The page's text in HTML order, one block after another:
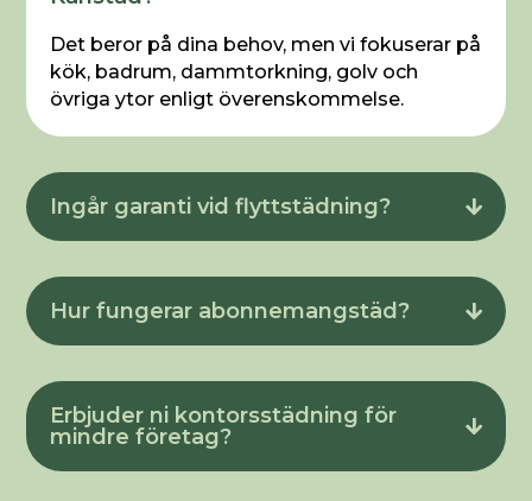
Det beror på dina behov, men vi fokuserar på
kök, badrum, dammtorkning, golv och
övriga ytor enligt överenskommelse.
Ingår garanti vid flyttstädning?
Hur fungerar abonnemangstäd?
Erbjuder ni kontorsstädning för
mindre företag?